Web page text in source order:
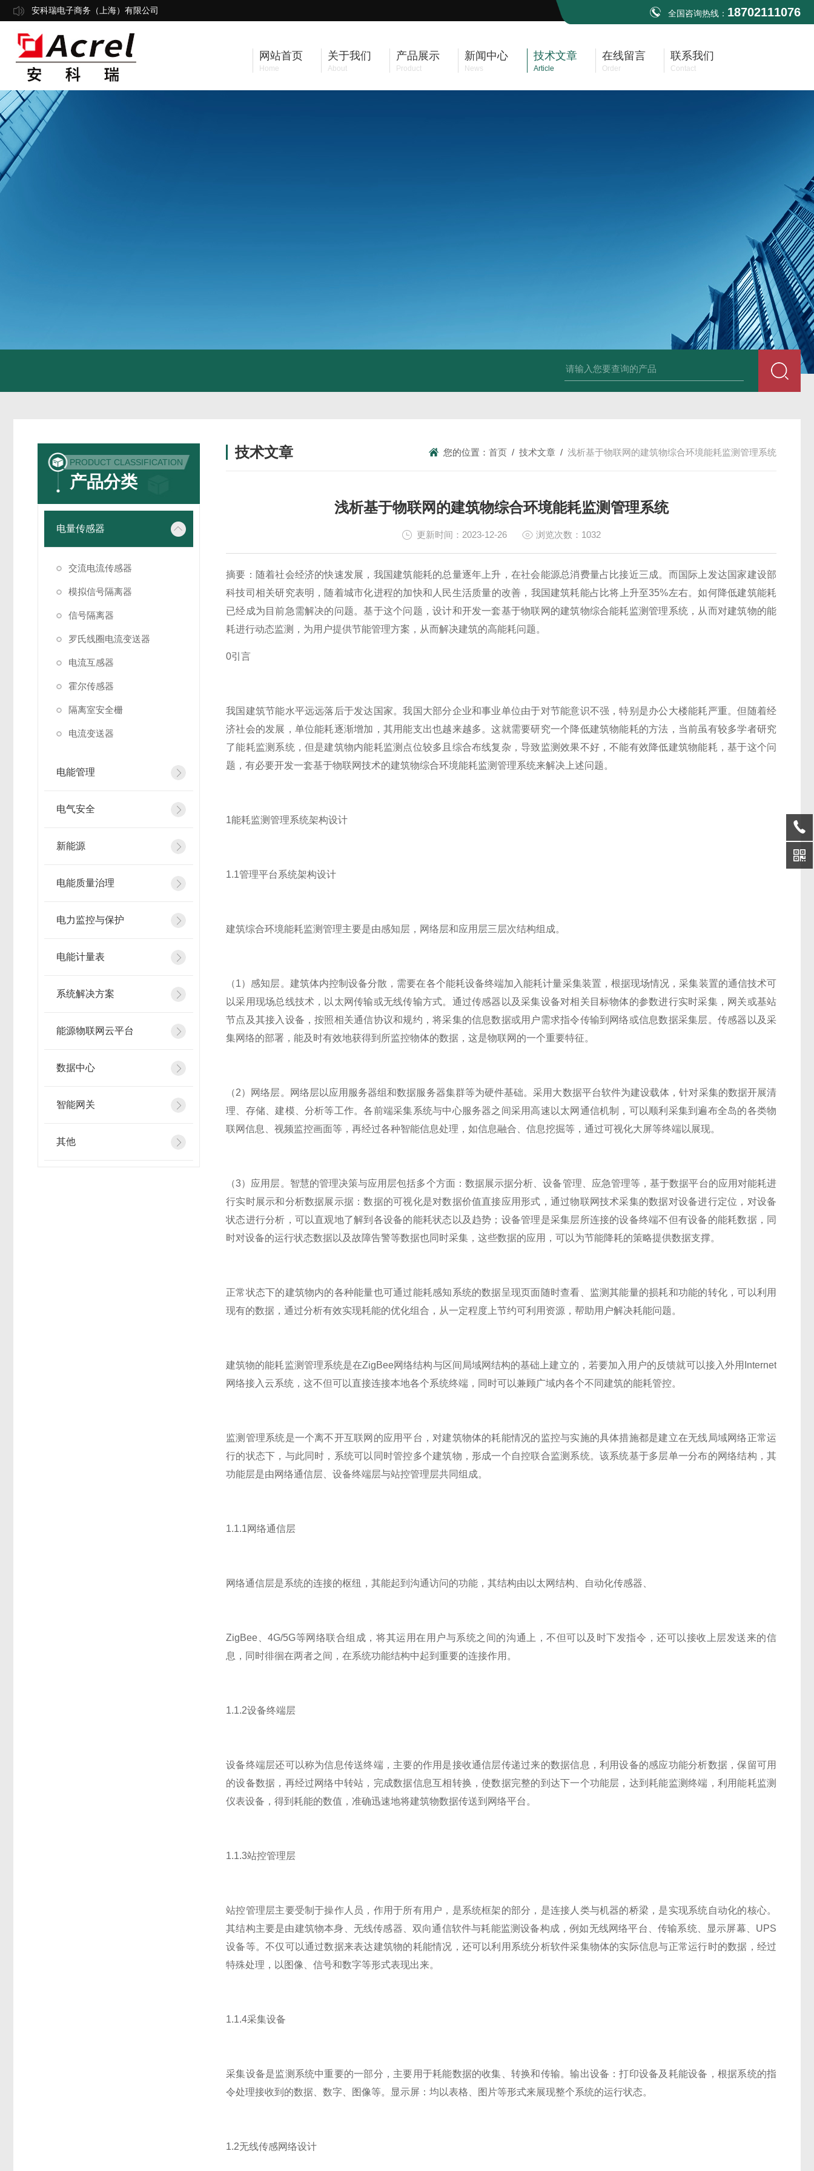
安科瑞电子商务（上海）有限公司 全国咨询热线： 18702111076
网站首页
Home
关于我们
About
产品展示
Product
新闻中心
News
技术文章
Article
在线留言
Order
联系我们
Contact
PRODUCT CLASSIFICATION
产品分类
电量传感器
交流电流传感器
模拟信号隔离器
信号隔离器
罗氏线圈电流变送器
电流互感器
霍尔传感器
隔离室安全栅
电流变送器
电能管理
电气安全
新能源
电能质量治理
电力监控与保护
电能计量表
系统解决方案
能源物联网云平台
数据中心
智能网关
其他
技术文章 您的位置： 首页 / 技术文章 / 浅析基于物联网的建筑物综合环境能耗监测管理系统
浅析基于物联网的建筑物综合环境能耗监测管理系统
更新时间：2023-12-26 浏览次数：1032
摘要：随着社会经济的快速发展，我国建筑能耗的总量逐年上升，在社会能源总消费量占比接近三成。而国际上发达国家建设部
科技司相关研究表明，随着城市化进程的加快和人民生活质量的改善，我国建筑耗能占比将上升至35%左右。如何降低建筑能耗
已经成为目前急需解决的问题。基于这个问题，设计和开发一套基于物联网的建筑物综合能耗监测管理系统，从而对建筑物的能
耗进行动态监测，为用户提供节能管理方案，从而解决建筑的高能耗问题。
0引言
我国建筑节能水平远远落后于发达国家。我国大部分企业和事业单位由于对节能意识不强，特别是办公大楼能耗严重。但随着经
济社会的发展，单位能耗逐渐增加，其用能支出也越来越多。这就需要研究一个降低建筑物能耗的方法，当前虽有较多学者研究
了能耗监测系统，但是建筑物内能耗监测点位较多且综合布线复杂，导致监测效果不好，不能有效降低建筑物能耗，基于这个问
题，有必要开发一套基于物联网技术的建筑物综合环境能耗监测管理系统来解决上述问题。
1能耗监测管理系统架构设计
1.1管理平台系统架构设计
建筑综合环境能耗监测管理主要是由感知层，网络层和应用层三层次结构组成。
（1）感知层。建筑体内控制设备分散，需要在各个能耗设备终端加入能耗计量采集装置，根据现场情况，采集装置的通信技术可
以采用现场总线技术，以太网传输或无线传输方式。通过传感器以及采集设备对相关目标物体的参数进行实时采集，网关或基站
节点及其接入设备，按照相关通信协议和规约，将采集的信息数据或用户需求指令传输到网络或信息数据采集层。传感器以及采
集网络的部署，能及时有效地获得到所监控物体的数据，这是物联网的一个重要特征。
（2）网络层。网络层以应用服务器组和数据服务器集群等为硬件基础。采用大数据平台软件为建设载体，针对采集的数据开展清
理、存储、建模、分析等工作。各前端采集系统与中心服务器之间采用高速以太网通信机制，可以顺利采集到遍布全岛的各类物
联网信息、视频监控画面等，再经过各种智能信息处理，如信息融合、信息挖掘等，通过可视化大屏等终端以展现。
（3）应用层。智慧的管理决策与应用层包括多个方面：数据展示据分析、设备管理、应急管理等，基于数据平台的应用对能耗进
行实时展示和分析数据展示据：数据的可视化是对数据价值直接应用形式，通过物联网技术采集的数据对设备进行定位，对设备
状态进行分析，可以直观地了解到各设备的能耗状态以及趋势；设备管理是采集层所连接的设备终端不但有设备的能耗数据，同
时对设备的运行状态数据以及故障告警等数据也同时采集，这些数据的应用，可以为节能降耗的策略提供数据支撑。
正常状态下的建筑物内的各种能量也可通过能耗感知系统的数据呈现页面随时查看、监测其能量的损耗和功能的转化，可以利用
现有的数据，通过分析有效实现耗能的优化组合，从一定程度上节约可利用资源，帮助用户解决耗能问题。
建筑物的能耗监测管理系统是在ZigBee网络结构与区间局域网结构的基础上建立的，若要加入用户的反馈就可以接入外用Internet
网络接入云系统，这不但可以直接连接本地各个系统终端，同时可以兼顾广域内各个不同建筑的能耗管控。
监测管理系统是一个离不开互联网的应用平台，对建筑物体的耗能情况的监控与实施的具体措施都是建立在无线局域网络正常运
行的状态下，与此同时，系统可以同时管控多个建筑物，形成一个自控联合监测系统。该系统基于多层单一分布的网络结构，其
功能层是由网络通信层、设备终端层与站控管理层共同组成。
1.1.1网络通信层
网络通信层是系统的连接的枢纽，其能起到沟通访问的功能，其结构由以太网结构、自动化传感器、
ZigBee、4G/5G等网络联合组成，将其运用在用户与系统之间的沟通上，不但可以及时下发指令，还可以接收上层发送来的信
息，同时徘徊在两者之间，在系统功能结构中起到重要的连接作用。
1.1.2设备终端层
设备终端层还可以称为信息传送终端，主要的作用是接收通信层传递过来的数据信息，利用设备的感应功能分析数据，保留可用
的设备数据，再经过网络中转站，完成数据信息互相转换，使数据完整的到达下一个功能层，达到耗能监测终端，利用能耗监测
仪表设备，得到耗能的数值，准确迅速地将建筑物数据传送到网络平台。
1.1.3站控管理层
站控管理层主要受制于操作人员，作用于所有用户，是系统框架的部分，是连接人类与机器的桥梁，是实现系统自动化的核心。
其结构主要是由建筑物本身、无线传感器、双向通信软件与耗能监测设备构成，例如无线网络平台、传输系统、显示屏幕、UPS
设备等。不仅可以通过数据来表达建筑物的耗能情况，还可以利用系统分析软件采集物体的实际信息与正常运行时的数据，经过
特殊处理，以图像、信号和数字等形式表现出来。
1.1.4采集设备
采集设备是监测系统中重要的一部分，主要用于耗能数据的收集、转换和传输。输出设备：打印设备及耗能设备，根据系统的指
令处理接收到的数据、数字、图像等。显示屏：均以表格、图片等形式来展现整个系统的运行状态。
1.2无线传感网络设计